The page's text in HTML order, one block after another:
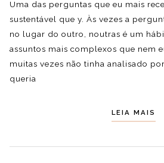
Uma das perguntas que eu mais
sustentável que y. Às vezes a
no lugar do outro, noutras é um
assuntos mais complexos que nem
muitas vezes não tinha analisado
queria
LEIA MAIS